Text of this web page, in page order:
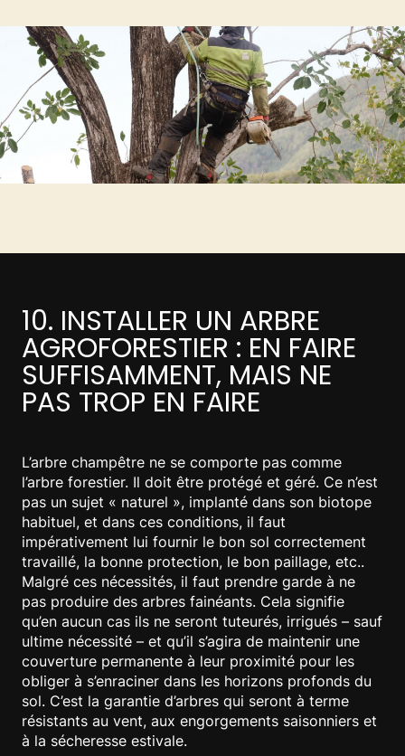
10. INSTALLER UN ARBRE
AGROFORESTIER : EN FAIRE
SUFFISAMMENT, MAIS NE
PAS TROP EN FAIRE
L’arbre champêtre ne se comporte pas comme
l’arbre forestier. Il doit être protégé et géré. Ce n’est
pas un sujet « naturel », implanté dans son biotope
habituel, et dans ces conditions, il faut
impérativement lui fournir le bon sol correctement
travaillé, la bonne protection, le bon paillage, etc..
Malgré ces nécessités, il faut prendre garde à ne
pas produire des arbres fainéants. Cela signifie
qu’en aucun cas ils ne seront tuteurés, irrigués – sauf
ultime nécessité – et qu’il s’agira de maintenir une
couverture permanente à leur proximité pour les
obliger à s’enraciner dans les horizons profonds du
sol. C’est la garantie d’arbres qui seront à terme
résistants au vent, aux engorgements saisonniers et
à la sécheresse estivale.